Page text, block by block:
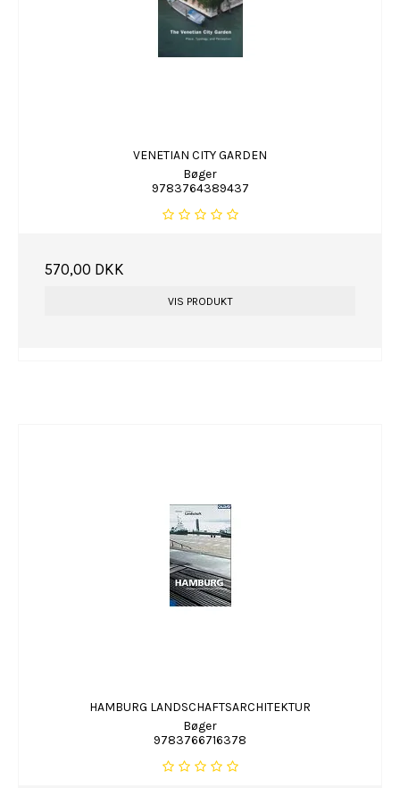
VENETIAN CITY GARDEN
Bøger
9783764389437
570,00 DKK
VIS PRODUKT
HAMBURG LANDSCHAFTSARCHITEKTUR
Bøger
9783766716378